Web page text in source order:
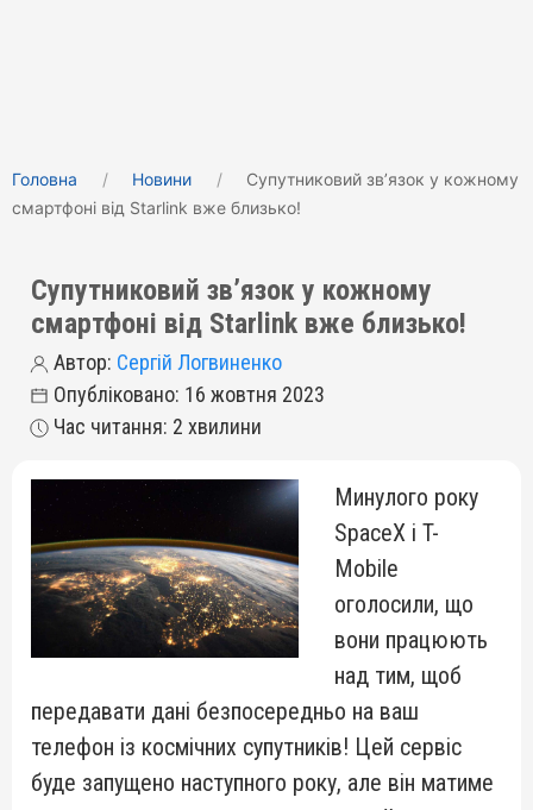
Головна Новини
Супутниковий звʼязок у кожному
смартфоні від Starlink вже близько!
Супутниковий звʼязок у кожному
смартфоні від Starlink вже близько!
Автор: Сергій Логвиненко
Опубліковано: 16 жовтня 2023
Час читання: 2 хвилини
Минулого року
SpaceX і T-
Mobile
оголосили, що
вони працюють
над тим, щоб
передавати дані безпосередньо на ваш
телефон із космічних супутників! Цей сервіс
буде запущено наступного року, але він матиме